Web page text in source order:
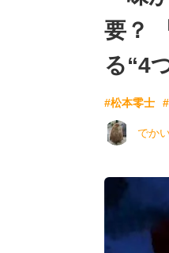
要？
る“4
#松本零士
でか